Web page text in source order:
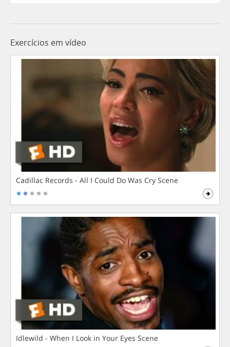
Exercícios em vídeo
Cadillac Records - All I Could Do Was Cry Scene
Idlewild - When I Look in Your Eyes Scene